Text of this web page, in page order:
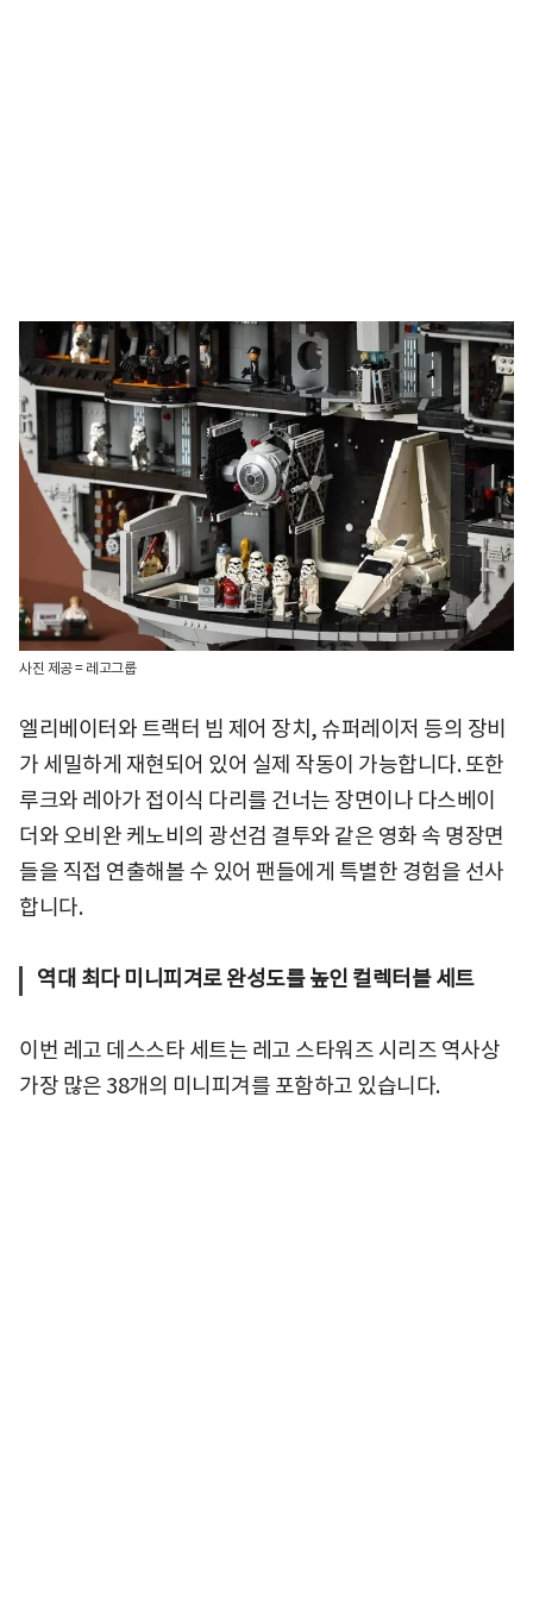
사진 제공 = 레고그룹
엘리베이터와 트랙터 빔 제어 장치, 슈퍼레이저 등의 장비
가 세밀하게 재현되어 있어 실제 작동이 가능합니다. 또한
루크와 레아가 접이식 다리를 건너는 장면이나 다스베이
더와 오비완 케노비의 광선검 결투와 같은 영화 속 명장면
들을 직접 연출해볼 수 있어 팬들에게 특별한 경험을 선사
합니다.
역대 최다 미니피겨로 완성도를 높인 컬렉터블 세트
이번 레고 데스스타 세트는 레고 스타워즈 시리즈 역사상
가장 많은 38개의 미니피겨를 포함하고 있습니다.